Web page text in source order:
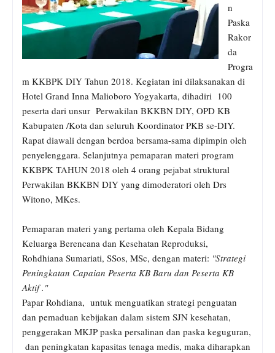
n
Paska
Rakor
da
Progra
m KKBPK DIY Tahun 2018. Kegiatan ini dilaksanakan di
Hotel Grand Inna Malioboro Yogyakarta, dihadiri 100
peserta dari unsur Perwakilan BKKBN DIY, OPD KB
Kabupaten /Kota dan seluruh Koordinator PKB se-DIY.
Rapat diawali dengan berdoa bersama-sama dipimpin oleh
penyelenggara. Selanjutnya pemaparan materi program
KKBPK TAHUN 2018 oleh 4 orang pejabat struktural
Perwakilan BKKBN DIY yang dimoderatori oleh Drs
Witono, MKes.
Pemaparan materi yang pertama oleh Kepala Bidang
Keluarga Berencana dan Kesehatan Reproduksi,
Rohdhiana Sumariati, SSos, MSc, dengan materi: "Strategi
Peningkatan Capaian Peserta KB Baru dan Peserta KB
Aktif ."
Papar Rohdiana, untuk menguatikan strategi penguatan
dan pemaduan kebijakan dalam sistem SJN kesehatan,
penggerakan MKJP paska persalinan dan paska keguguran,
dan peningkatan kapasitas tenaga medis, maka diharapkan